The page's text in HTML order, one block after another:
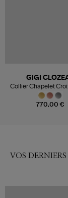
770,00 €
GIGI
Collier Chapelet
Or
VOS